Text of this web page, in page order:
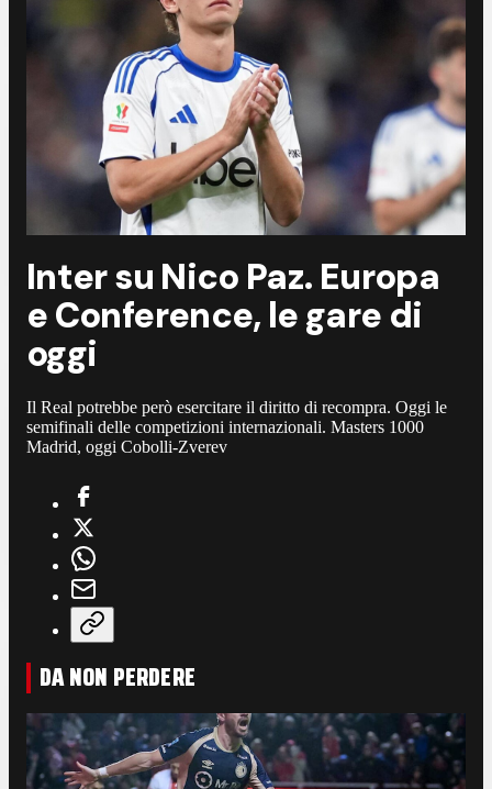
Inter su Nico Paz. Europa
e Conference, le gare di
oggi
Il Real potrebbe però esercitare il diritto di recompra. Oggi le
semifinali delle competizioni internazionali. Masters 1000
Madrid, oggi Cobolli-Zverev
DA NON PERDERE